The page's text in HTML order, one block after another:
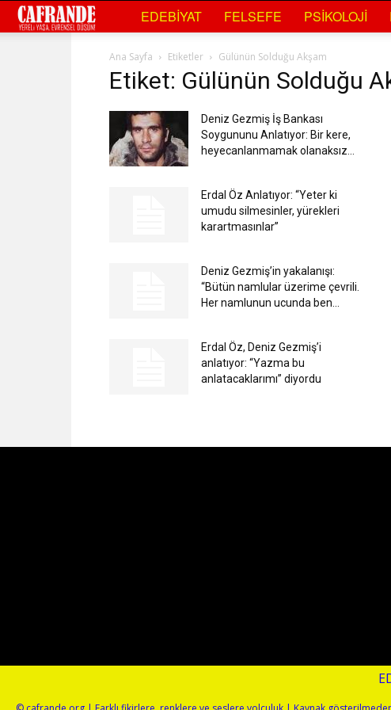
Cafrande
Sanat
EDEBIYAT FELSEFE PSIKOLOJI
Ana Sayfa Etiketler Gülünün Solduğu Akşam
Etiket: Gülünün Solduğu
Deniz Gezmiş İş Bankası
Soygununu Anlatıyor: Bir kere,
heyecanlanmamak olanaksız…
Erdal Öz Anlatıyor: “Yeter ki
umudu silmesinler, yürekleri
karartmasınlar”
Deniz Gezmiş’in yakalanışı:
“Bütün namlular üzerime çevrili.
Her namlunun ucunda ben...
Erdal Öz, Deniz Gezmiş’i
anlatıyor: “Yazma bu
anlatacaklarımı” diyordu